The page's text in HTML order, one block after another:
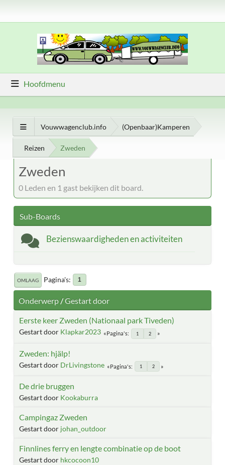
Hoofdmenu
Vouwwagenclub.info (Openbaar)Kamperen
Reizen Zweden
Zweden
0 Leden en 1 gast bekijken dit board.
Sub-Boards
Bezienswaardigheden en activiteiten
OMLAAG Pagina's 1
Onderwerp/Gestart door
Eerste keer Zweden (Nationaal park Tiveden)
Gestart door Klapkar2023 Pagina's 1 2
Zweden: hjälp!
Gestart door DrLivingstone Pagina's 1 2
De drie bruggen
Gestart door Kookaburra
Campingaz Zweden
Gestart door johan_outdoor
Finnlines ferry en lengte combinatie op de boot
Gestart door hkcocoon10